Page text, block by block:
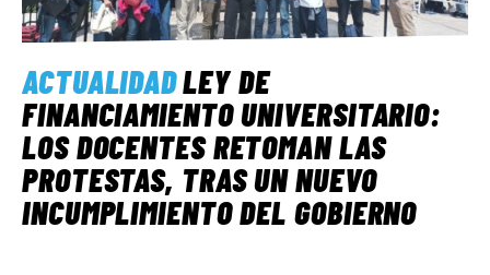
ACTUALIDADLEY DE
FINANCIAMIENTO UNIVERSITARIO:
LOS DOCENTES RETOMAN LAS
PROTESTAS, TRAS UN NUEVO
INCUMPLIMIENTO DEL GOBIERNO